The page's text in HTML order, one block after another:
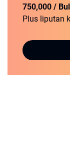
750,000 /
Plus liputan